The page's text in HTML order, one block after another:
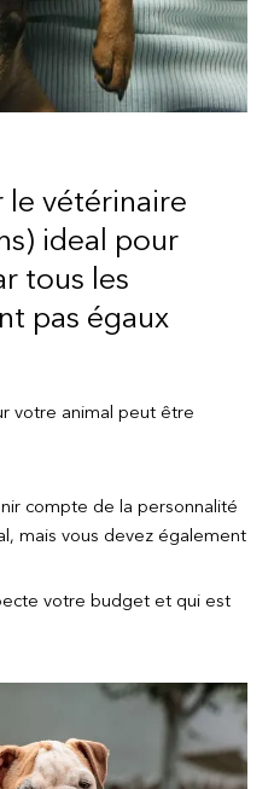
vétérinaire
ideal pour
tous les
pas égaux
votre animal peut être
compte de la personnalité
mais vous devez également
votre budget et qui est